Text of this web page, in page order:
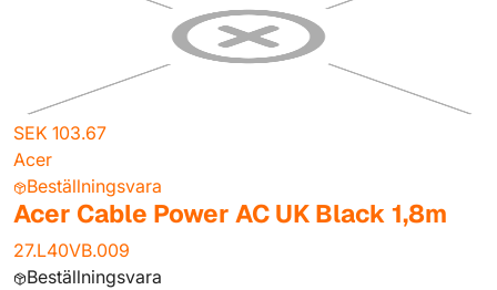
SEK 103.67
Acer
Beställningsvara
Acer Cable Power AC UK Black 1,8m
27.L40VB.009
Beställningsvara